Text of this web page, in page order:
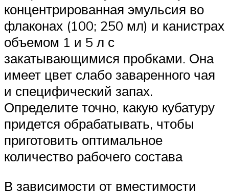
концентрированная эмульсия во
флаконах (100; 250 мл) и канистрах
объемом 1 и 5 л с
закатывающимися пробками. Она
имеет цвет слабо заваренного чая
и специфический запах.
Определите точно, какую кубатуру
придется обрабатывать, чтобы
приготовить оптимальное
количество рабочего состава
В зависимости от вместимости